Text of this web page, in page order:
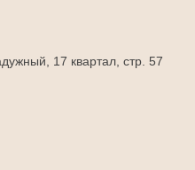
17 квартал, стр. 57